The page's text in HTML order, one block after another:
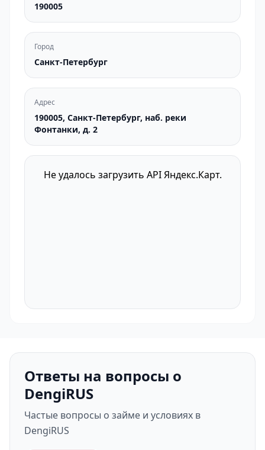
190005
Город
Санкт-Петербург
Адрес
190005, Санкт-Петербург, наб. реки
Фонтанки, д. 2
Не удалось загрузить API Яндекс.Карт.
Ответы на вопросы о
DengiRUS
Частые вопросы о займе и условиях в
DengiRUS